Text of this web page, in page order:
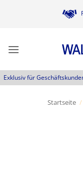
Exklusiv für
Startseite /